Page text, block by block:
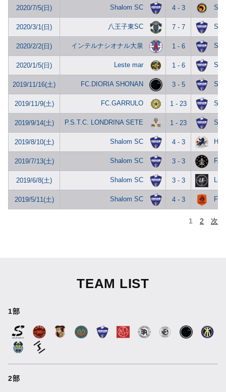
2020/7/5(日) Shalom SC 4 - 3
2020/3/1(日) 八王子東SC 7 - 7
2020/2/2(日) インテルナシオナル大泉 1 - 6
2020/1/5(日) Leste mar 1 - 6
2019/11/16(土) FC.DIORIA SHONAN 3 - 5
2019/11/9(土) FC.GARRULO 1 - 23
2019/9/14(土) P.S.T.C. LONDRINA SETE 1 - 23
2019/8/10(土) Shalom SC 4 - 3
2019/7/13(土) Shalom SC 3 - 3
2019/6/8(土) Shalom SC 3 - 3
2019/5/11(土) Shalom SC 4 - 3 FC
1 2 次
TEAM LIST
1部
2部